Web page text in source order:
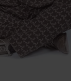
Tickets gibt es
nicht
oder unter
Veranstaltung
nicht mehr